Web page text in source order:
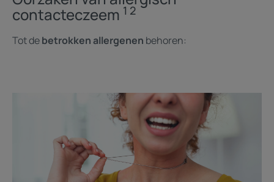
contacteczeem 1 2
Tot debetrokken allergenen behoren: